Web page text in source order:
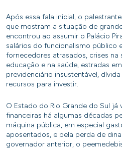
Após essa fala inicial, o
que mostram a situação de
encontrou ao assumir o Palácio
salários do funcionalismo público
fornecedores atrasados, crises na
educação e na saúde, estradas
previdenciário insustentável,
recursos para investir.
O Estado do Rio Grande do Sul já
financeiras há algumas décadas
máquina pública, em especial
aposentados, e pela perda de
governador anterior, o